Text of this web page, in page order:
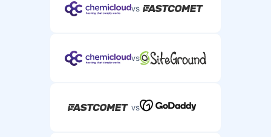
vs
vs
vs